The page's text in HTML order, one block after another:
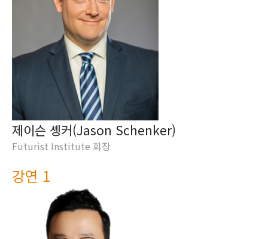
제이슨 솅커(Jason Schenker)
Futurist Institute 회장
강연 1